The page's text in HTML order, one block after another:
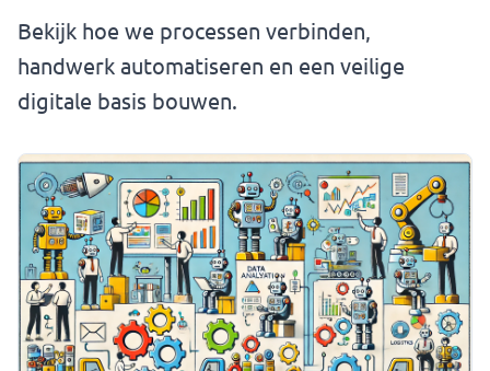
Bekijk hoe we processen verbinden,
handwerk automatiseren en een veilige
digitale basis bouwen.
Bekijk Het Agent Manifesto: betrouwbare AI-agents